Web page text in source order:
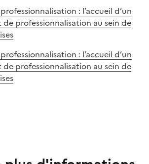
: l’accueil d’un
professionnalisation au sein de
: l’accueil d’un
professionnalisation au sein de